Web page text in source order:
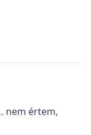
nem értem,